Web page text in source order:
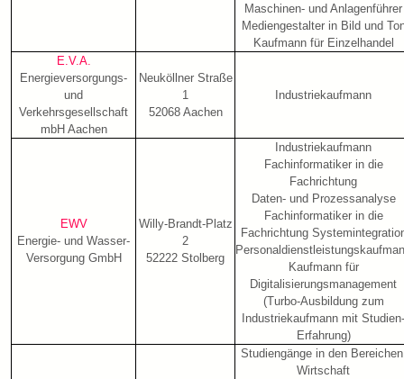
Maschinen- und Anlagenführer
Mediengestalter in Bild und
Kaufmann für Einzelhandel
E.V.A.
Energieversorgungs-
und
Verkehrsgesellschaft
mbH Aachen
Neuköllner Straße
1
52068 Aachen
Industriekaufmann
EWV
Energie- und Wasser-
Versorgung GmbH
Willy-Brandt-Platz
2
52222 Stolberg
Industriekaufmann
Fachinformatiker in die
Fachrichtung
Daten- und Prozessanalyse
Fachinformatiker in die
Fachrichtung
Kaufmann für
Digitalisierungsmanagement
(Turbo-Ausbildung zum
Industriekaufmann mit Studien-
Erfahrung)
Studiengänge in den
Wirtschaft